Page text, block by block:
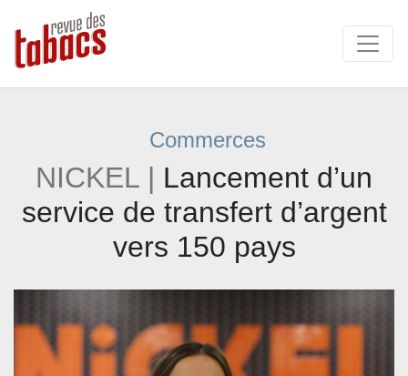
Commerces
NICKEL | Lancement d’un
service de transfert d’argent
vers 150 pays